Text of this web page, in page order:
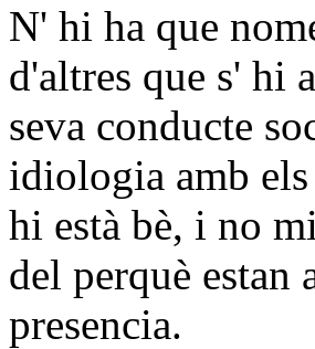
N' hi ha que
d'altres que s' hi
seva conducte
idiologia amb
hi està bè, i no
del perquè estan
presencia.